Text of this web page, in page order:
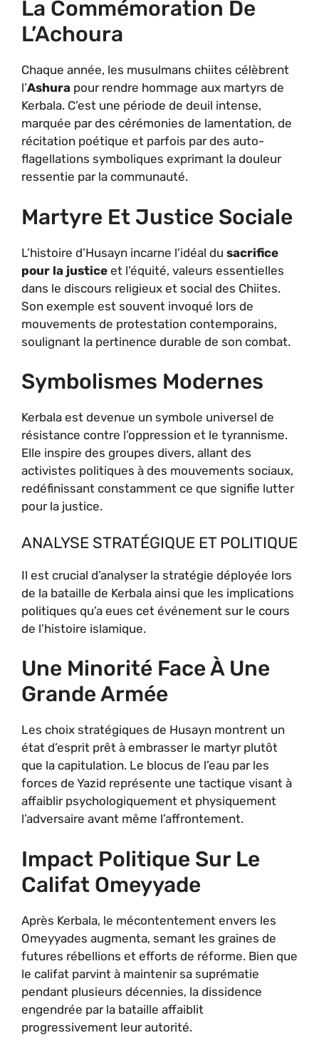
La Commémoration De
L’Achoura
Chaque année, les musulmans chiites célèbrent
l’Ashura pour rendre hommage aux martyrs de
Kerbala. C’est une période de deuil intense,
marquée par des cérémonies de lamentation, de
récitation poétique et parfois par des auto-
flagellations symboliques exprimant la douleur
ressentie par la communauté.
Martyre Et Justice Sociale
L’histoire d’Husayn incarne l’idéal du sacrifice
pour la justice et l’équité, valeurs essentielles
dans le discours religieux et social des Chiites.
Son exemple est souvent invoqué lors de
mouvements de protestation contemporains,
soulignant la pertinence durable de son combat.
Symbolismes Modernes
Kerbala est devenue un symbole universel de
résistance contre l’oppression et le tyrannisme.
Elle inspire des groupes divers, allant des
activistes politiques à des mouvements sociaux,
redéfinissant constamment ce que signifie lutter
pour la justice.
ANALYSE STRATÉGIQUE ET POLITIQUE
Il est crucial d’analyser la stratégie déployée lors
de la bataille de Kerbala ainsi que les implications
politiques qu’a eues cet événement sur le cours
de l’histoire islamique.
Une Minorité Face À Une
Grande Armée
Les choix stratégiques de Husayn montrent un
état d’esprit prêt à embrasser le martyr plutôt
que la capitulation. Le blocus de l’eau par les
forces de Yazid représente une tactique visant à
affaiblir psychologiquement et physiquement
l’adversaire avant même l’affrontement.
Impact Politique Sur Le
Califat Omeyyade
Après Kerbala, le mécontentement envers les
Omeyyades augmenta, semant les graines de
futures rébellions et efforts de réforme. Bien que
le califat parvint à maintenir sa suprématie
pendant plusieurs décennies, la dissidence
engendrée par la bataille affaiblit
progressivement leur autorité.